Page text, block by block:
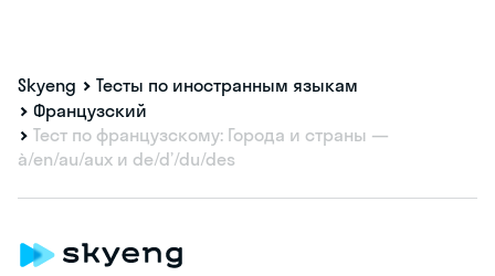
Skyeng
Тесты по иностранным языкам
Французский
Тест по французскому: Города и страны —
à/en/au/aux и de/d’/du/des